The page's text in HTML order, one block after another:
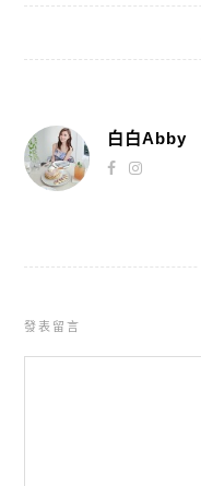
白白Abby
發表留言